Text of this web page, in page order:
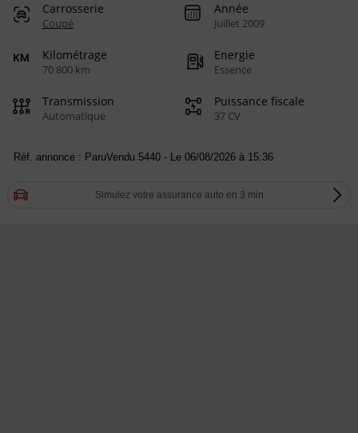
Carrosserie
Coupé
Année
Juillet 2009
Kilométrage
70 800 km
Energie
Essence
Transmission
Automatique
Puissance fiscale
37 CV
Réf. annonce : ParuVendu 5440 - Le 06/08/2026 à 15:36
Simulez votre assurance auto en 3 min